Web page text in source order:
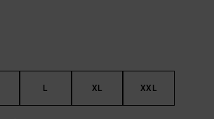
L XL XXL